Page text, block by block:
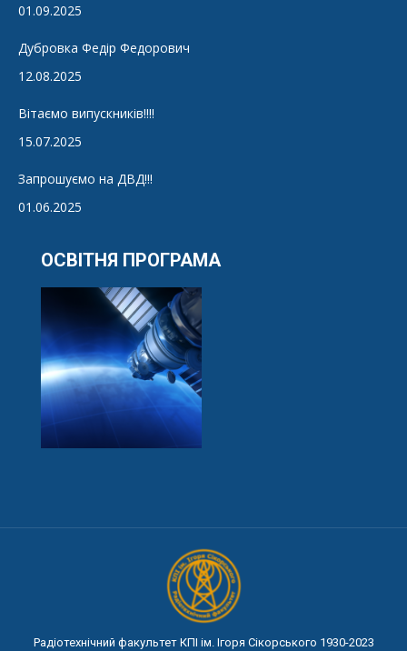
01.09.2025
Дубровка Федір Федорович
12.08.2025
Вітаємо випускників!!!!
15.07.2025
Запрошуємо на ДВД!!!
01.06.2025
ОСВІТНЯ ПРОГРАМА
Радіотехнічний факультет КПІ ім. Ігоря Сікорського 1930-2023